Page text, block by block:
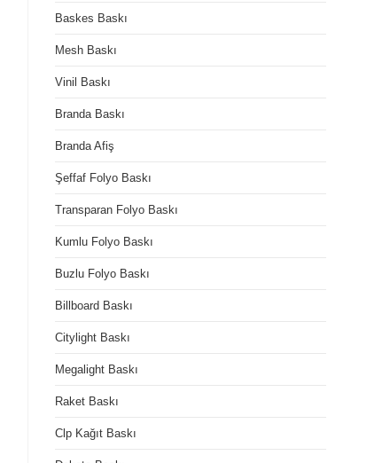
Baskes Baskı
Mesh Baskı
Vinil Baskı
Branda Baskı
Branda Afiş
Şeffaf Folyo Baskı
Transparan Folyo Baskı
Kumlu Folyo Baskı
Buzlu Folyo Baskı
Billboard Baskı
Citylight Baskı
Megalight Baskı
Raket Baskı
Clp Kağıt Baskı